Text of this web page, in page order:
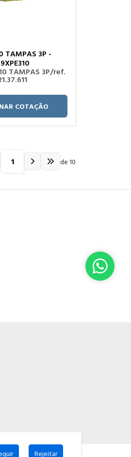
TAMPAS 3P -
TAMPAS 3P/ref.
COTAÇÃO
de 10
Rejeitar